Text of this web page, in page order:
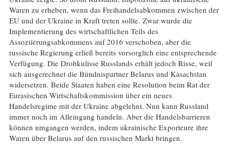
Waren zu erheben, wenn das Freihandelsabkommen zwischen der
EU und der Ukraine in Kraft treten sollte. Zwar wurde die
Implementierung des wirtschaftlichen Teils des
Assoziierungsabkommens auf 2016 verschoben, aber die
russische Regierung erließ bereits vorsorglich eine entsprechende
Verfügung. Die Drohkulisse Russlands erhält jedoch Risse, weil
sich ausgerechnet die Bündnispartner Belarus und Kasachstan
widersetzen. Beide Staaten haben eine Resolution beim Rat der
Eurasischen Wirtschaftskommission über ein neues
Handelsregime mit der Ukraine abgelehnt. Nun kann Russland
immer noch im Alleingang handeln. Aber die Handelsbarrieren
können umgangen werden, indem ukrainische Exporteure ihre
Waren über Belarus auf den russischen Markt bringen.